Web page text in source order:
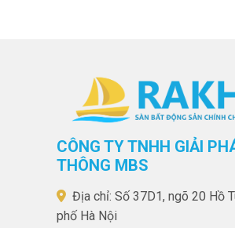
CÔNG TY TNHH GIẢI
THÔNG MBS
Địa chỉ: Số 37D1, ngõ 20 Hồ
phố Hà Nội